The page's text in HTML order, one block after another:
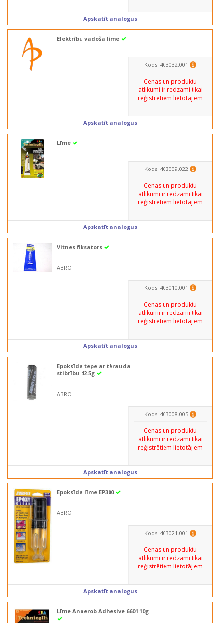
Apskatīt analogus
Elektrību vadoša līme
Kods: 403032.001
Cenas un produktu
atlikumi ir redzami tikai
reģistrētiem lietotājiem
Apskatīt analogus
Līme
Kods: 403009.022
Cenas un produktu
atlikumi ir redzami tikai
reģistrētiem lietotājiem
Apskatīt analogus
Vitnes fiksators
ABRO
Kods: 403010.001
Cenas un produktu
atlikumi ir redzami tikai
reģistrētiem lietotājiem
Apskatīt analogus
Epoksīda tepe ar tērauda
stibrību 42.5g
ABRO
Kods: 403008.005
Cenas un produktu
atlikumi ir redzami tikai
reģistrētiem lietotājiem
Apskatīt analogus
Epoksīda līme EP300
ABRO
Kods: 403021.001
Cenas un produktu
atlikumi ir redzami tikai
reģistrētiem lietotājiem
Apskatīt analogus
Līme Anaerob Adhesive 6601 10g